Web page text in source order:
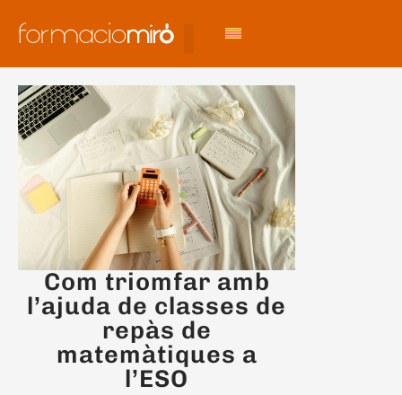
Com triomfar amb
l’ajuda de classes de
repàs de
matemàtiques a
l’ESO